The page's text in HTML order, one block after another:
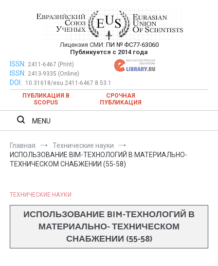
Евразийский Союз Ученых —
публикация научных статей в
ежемесячном научном журнале
Лицензия СМИ: ПИ № ФС77-63060
Публикуется с 2014 года
Евразийский Союз Ученых — публикация научных статей в
ежемесячном научном журнале
ISSN: 2411-6467 (Print)
ISSN: 2413-9335 (Online)
DOI:
10.31618/esu.2411-6467.8.53.1
ПУБЛИКАЦИЯ В
SCOPUS
СРОЧНАЯ
ПУБЛИКАЦИЯ
MENU
Главная
Технические науки
ИСПОЛЬЗОВАНИЕ BIM-ТЕХНОЛОГИЙ В МАТЕРИАЛЬНО-
ТЕХНИЧЕСКОМ СНАБЖЕНИИ (55-58)
ТЕХНИЧЕСКИЕ НАУКИ
ИСПОЛЬЗОВАНИЕ BIM-ТЕХНОЛОГИЙ В
МАТЕРИАЛЬНО- ТЕХНИЧЕСКОМ
СНАБЖЕНИИ (55-58)